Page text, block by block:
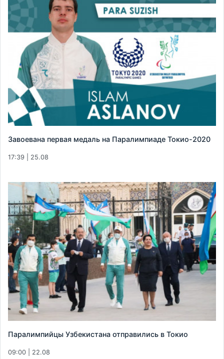
Завоевана первая медаль на Паралимпиаде Токио-2020
17:39 | 25.08
Паралимпийцы Узбекистана отправились в Токио
09:00 | 22.08